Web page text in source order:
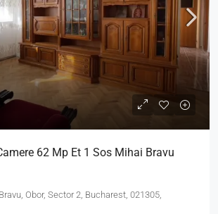
62 Mp Et 1 Sos Mihai Bravu
Obor, Sector 2, Bucharest, 021305,